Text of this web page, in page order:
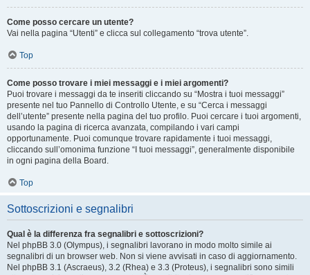
Come posso cercare un utente?
Vai nella pagina “Utenti” e clicca sul collegamento “trova utente”.
Top
Come posso trovare i miei messaggi e i miei argomenti?
Puoi trovare i messaggi da te inseriti cliccando su “Mostra i tuoi messaggi”
presente nel tuo Pannello di Controllo Utente, e su “Cerca i messaggi
dell’utente” presente nella pagina del tuo profilo. Puoi cercare i tuoi argomenti,
usando la pagina di ricerca avanzata, compilando i vari campi
opportunamente. Puoi comunque trovare rapidamente i tuoi messaggi,
cliccando sull’omonima funzione “I tuoi messaggi”, generalmente disponibile
in ogni pagina della Board.
Top
Sottoscrizioni e segnalibri
Qual è la differenza fra segnalibri e sottoscrizioni?
Nel phpBB 3.0 (Olympus), i segnalibri lavorano in modo molto simile ai
segnalibri di un browser web. Non si viene avvisati in caso di aggiornamento.
Nel phpBB 3.1 (Ascraeus), 3.2 (Rhea) e 3.3 (Proteus), i segnalibri sono simili